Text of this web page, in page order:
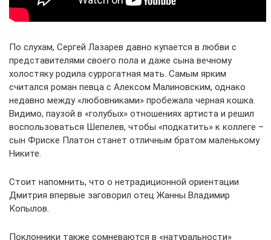
По слухам, Сергей Лазарев давно купается в любви с
представителями своего пола и даже сына вечному
холостяку родила суррогатная мать. Самым ярким
считался роман певца с Алексом Малиновским, однако
недавно между «любовниками» пробежала черная кошка.
Видимо, паузой в «голубых» отношениях артиста и решил
воспользоваться Шепелев, чтобы «подкатить» к коллеге –
сын Фриске Платон станет отличным братом маленькому
Никите.
Стоит напомнить, что о нетрадиционной ориентации
Дмитрия впервые заговорил отец Жанны Владимир
Копылов.
Поклонники также сомневаются в «натуральности»